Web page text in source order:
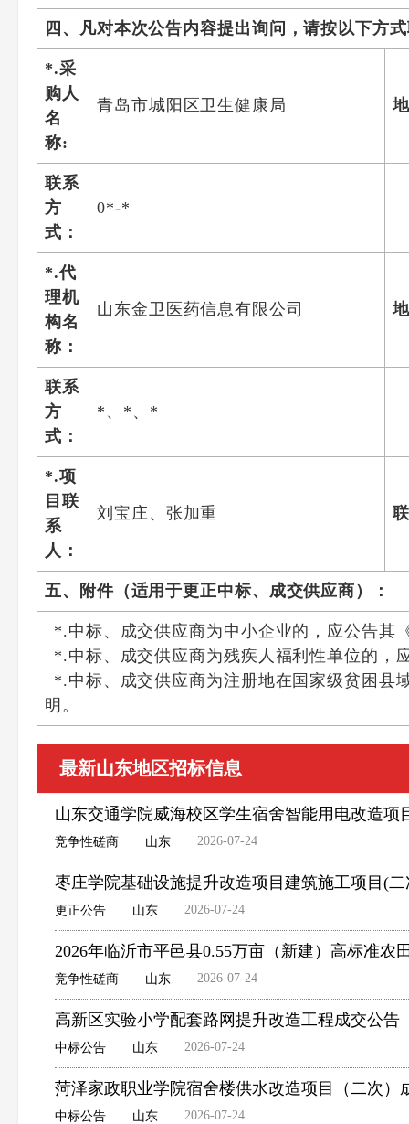
四、凡对本次公告内容提出询问，请按以下方
*.采
购人
名
称:
青岛市城阳区卫生健康局
联系
方
式：
0*-*
*.代
理机
构名
称：
山东金卫医药信息有限公司
联系
方
式：
*、*、*
*.项
目联
系
人：
刘宝庄、张加重
五、附件（适用于更正中标、成交供应商）：
*.中标、成交供应商为中小企业的，应公告其
*.中标、成交供应商为残疾人福利性单位的，
*.中标、成交供应商为注册地在国家级贫困县
明。
最新山东地区招标信息
山东交通学院威海校区学生宿舍智能用电改造项
竞争性磋商 山东 2026-07-24
枣庄学院基础设施提升改造项目建筑施工项目(
更正公告 山东 2026-07-24
2026年临沂市平邑县0.55万亩（新建）高标准
竞争性磋商 山东 2026-07-24
高新区实验小学配套路网提升改造工程成交公告
中标公告 山东 2026-07-24
菏泽家政职业学院宿舍楼供水改造项目（二次）
中标公告 山东 2026-07-24